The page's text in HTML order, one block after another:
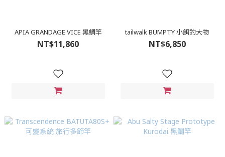
APIA GRANDAGE VICE 黑鯛竿
NT$11,860
tailwalk BUMPTY 小餌釣大物
NT$6,850